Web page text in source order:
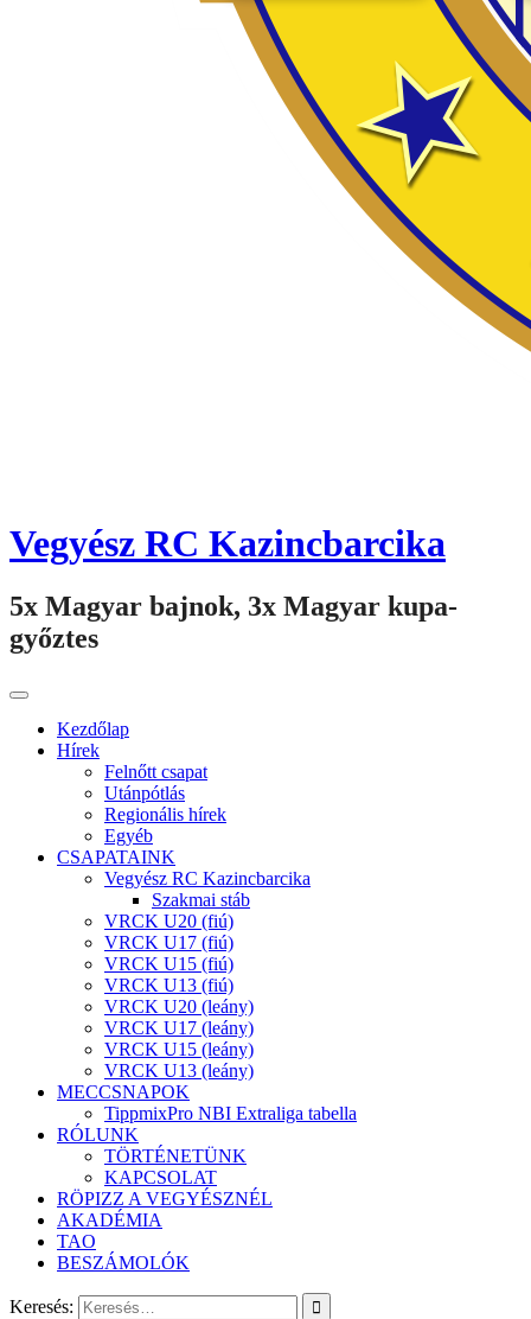
Vegyész RC Kazincbarcika
5x Magyar bajnok, 3x Magyar kupa-
győztes
Kezdőlap
Hírek
Felnőtt csapat
Utánpótlás
Regionális hírek
Egyéb
CSAPATAINK
Vegyész RC Kazincbarcika
Szakmai stáb
VRCK U20 (fiú)
VRCK U17 (fiú)
VRCK U15 (fiú)
VRCK U13 (fiú)
VRCK U20 (leány)
VRCK U17 (leány)
VRCK U15 (leány)
VRCK U13 (leány)
MECCSNAPOK
TippmixPro NBI Extraliga tabella
RÓLUNK
TÖRTÉNETÜNK
KAPCSOLAT
RÖPIZZ A VEGYÉSZNÉL
AKADÉMIA
TAO
BESZÁMOLÓK
Keresés: